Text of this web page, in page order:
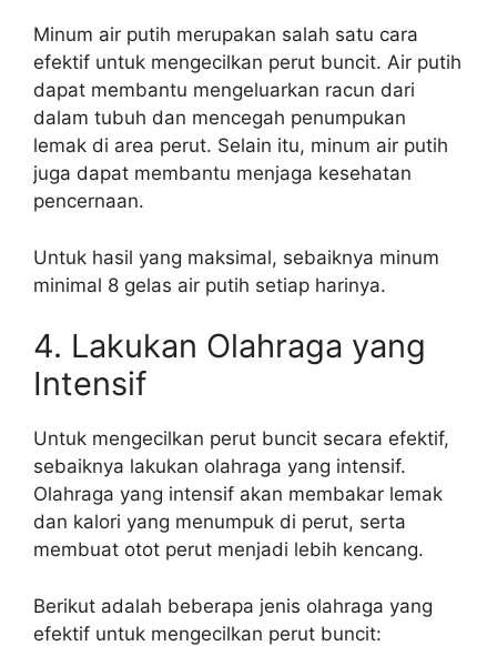
Minum air putih merupakan salah satu cara
efektif untuk mengecilkan perut buncit. Air putih
dapat membantu mengeluarkan racun dari
dalam tubuh dan mencegah penumpukan
lemak di area perut. Selain itu, minum air putih
juga dapat membantu menjaga kesehatan
pencernaan.
Untuk hasil yang maksimal, sebaiknya minum
minimal 8 gelas air putih setiap harinya.
4. Lakukan Olahraga yang
Intensif
Untuk mengecilkan perut buncit secara efektif,
sebaiknya lakukan olahraga yang intensif.
Olahraga yang intensif akan membakar lemak
dan kalori yang menumpuk di perut, serta
membuat otot perut menjadi lebih kencang.
Berikut adalah beberapa jenis olahraga yang
efektif untuk mengecilkan perut buncit: